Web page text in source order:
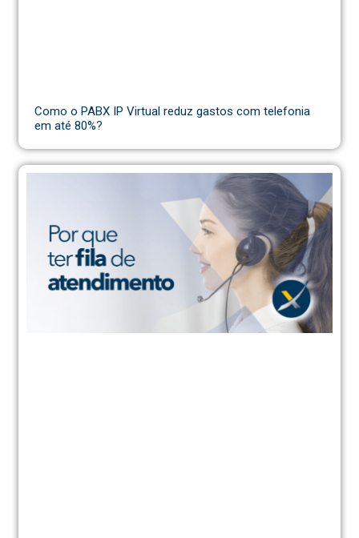
Como o PABX IP Virtual reduz gastos com telefonia
em até 80%?